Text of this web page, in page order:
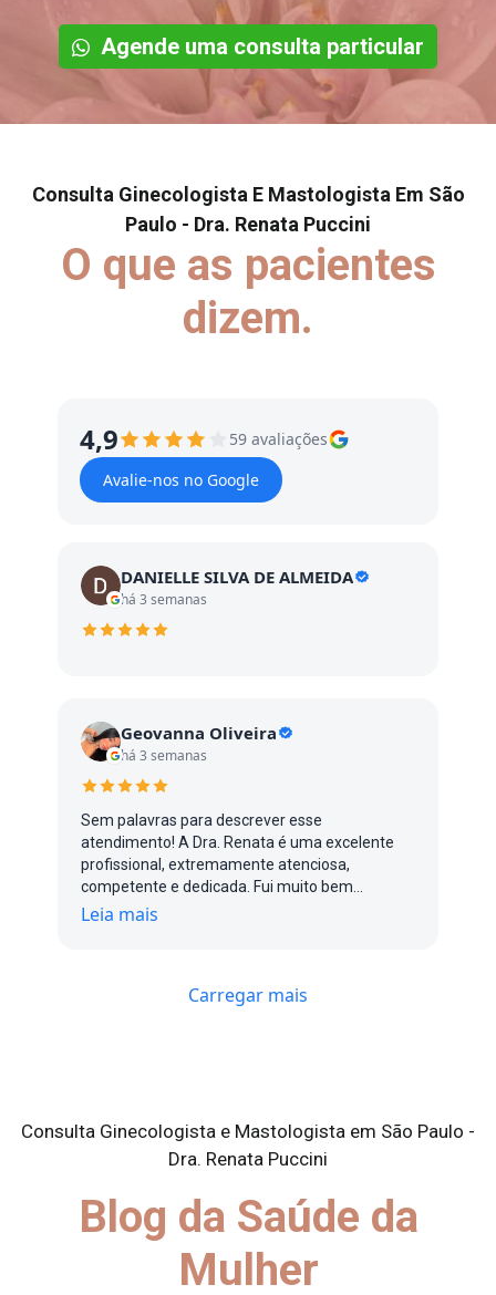
Agende uma consulta particular
Consulta Ginecologista E Mastologista Em São
Paulo - Dra. Renata Puccini
O que as pacientes
dizem.
4,9
59 avaliações
Avalie-nos no Google
DANIELLE SILVA DE ALMEIDA
há 3 semanas
Geovanna Oliveira
há 3 semanas
Sem palavras para descrever esse
atendimento! A Dra. Renata é uma excelente
profissional, extremamente atenciosa,
competente e dedicada. Fui muito bem
atendida do início ao fim, com um cuidado e
Leia mais
Carregar mais
Consulta Ginecologista e Mastologista em São Paulo -
Dra. Renata Puccini
Blog da Saúde da
Mulher